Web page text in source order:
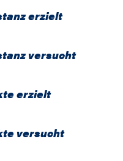
erzielt
versucht
erzielt
versucht